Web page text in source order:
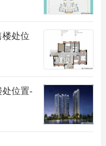
”携手信豪房产共同筑
4大核心业务战略涉及
营以及包含服务和金融
均已处于行业领先地
楼处位
处位置-